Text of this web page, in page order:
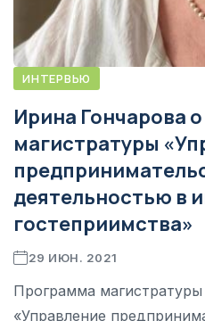
ИНТЕРВЬЮ
Ирина Гончарова
магистратуры
деятельностью в
гостеприимства»
29 ИЮН. 2021
Программа
«Управление